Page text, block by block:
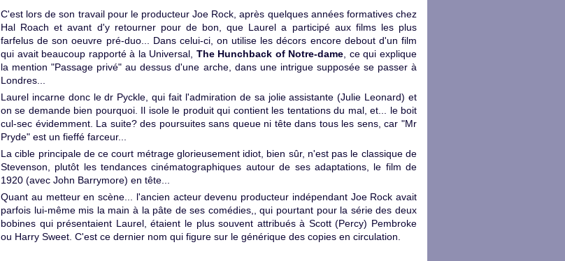
C'est lors de son travail pour le producteur Joe Rock, après quelques années formatives chez
Hal Roach et avant d'y retourner pour de bon, que Laurel a participé aux films les plus
farfelus de son oeuvre pré-duo... Dans celui-ci, on utilise les décors encore debout d'un film
qui avait beaucoup rapporté à la Universal, The Hunchback of Notre-dame , ce qui explique
la mention "Passage privé" au dessus d'une arche, dans une intrigue supposée se passer à
Londres...
Laurel incarne donc le dr Pyckle, qui fait l'admiration de sa jolie assistante (Julie Leonard) et
on se demande bien pourquoi. Il isole le produit qui contient les tentations du mal, et... le boit
cul-sec évidemment. La suite? des poursuites sans queue ni tête dans tous les sens, car "Mr
Pryde" est un fieffé farceur...
La cible principale de ce court métrage glorieusement idiot, bien sûr, n'est pas le classique de
Stevenson, plutôt les tendances cinématographiques autour de ses adaptations, le film de
1920 (avec John Barrymore) en tête...
Quant au metteur en scène... l'ancien acteur devenu producteur indépendant Joe Rock avait
parfois lui-même mis la main à la pâte de ses comédies,, qui pourtant pour la série des deux
bobines qui présentaient Laurel, étaient le plus souvent attribués à Scott (Percy) Pembroke
ou Harry Sweet. C'est ce dernier nom qui figure sur le générique des copies en circulation.